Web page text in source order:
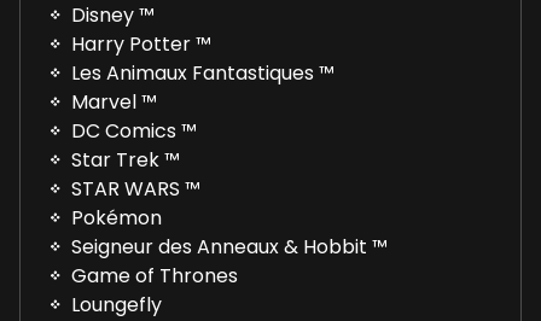
Disney ™
Harry Potter ™
Les Animaux Fantastiques ™
Marvel ™
DC Comics ™
Star Trek ™
STAR WARS ™
Pokémon
Seigneur des Anneaux & Hobbit ™
Game of Thrones
Loungefly